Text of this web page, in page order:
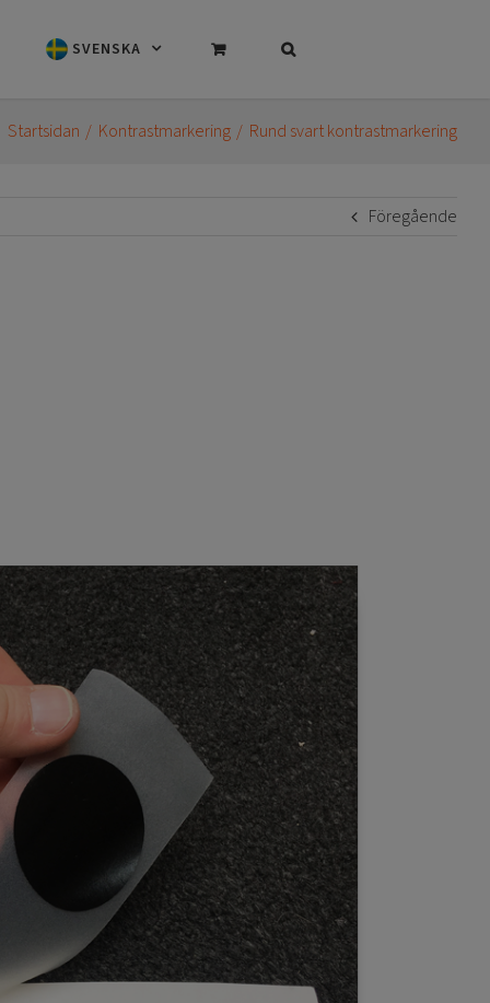
SVENSKA
Startsidan Kontrastmarkering Rund svart kontrastmarkering
Föregående